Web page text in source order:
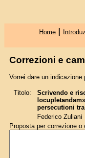
Home |
Correzioni e
Vorrei dare un
Titolo:
Scrivendo e
persecutioni
Federico Zuliani
Proposta per correzione o